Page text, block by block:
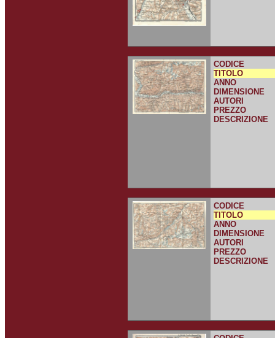
CODICE
TITOLO
ANNO
DIMENSIONE
AUTORI
PREZZO
DESCRIZIONE
CODICE
TITOLO
ANNO
DIMENSIONE
AUTORI
PREZZO
DESCRIZIONE